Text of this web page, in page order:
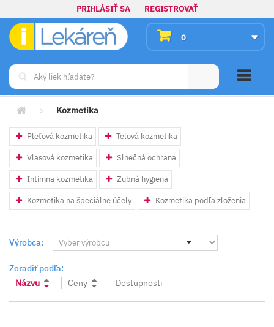
PRIHLÁSIŤ SA REGISTROVAŤ
0
> Kozmetika
Pleťová kozmetika Telová kozmetika
Vlasová kozmetika Slnečná ochrana
Intímna kozmetika Zubná hygiena
Kozmetika na špeciálne účely Kozmetika podľa zloženia
Výrobca:
Zoradiť podľa:
Názvu
Ceny Dostupnosti